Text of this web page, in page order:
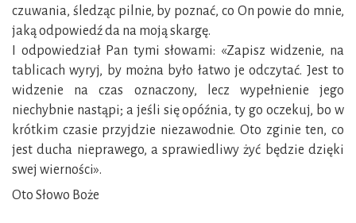
czuwania, śledząc pilnie, by poznać, co On powie do mnie,
jaką odpowiedź da na moją skargę.
I odpowiedział Pan tymi słowami: «Zapisz widzenie, na
tablicach wyryj, by można było łatwo je odczytać. Jest to
widzenie na czas oznaczony, lecz wypełnienie jego
niechybnie nastąpi; a jeśli się opóźnia, ty go oczekuj, bo w
krótkim czasie przyjdzie niezawodnie. Oto zginie ten, co
jest ducha nieprawego, a sprawiedliwy żyć będzie dzięki
swej wierności».
Oto Słowo Boże